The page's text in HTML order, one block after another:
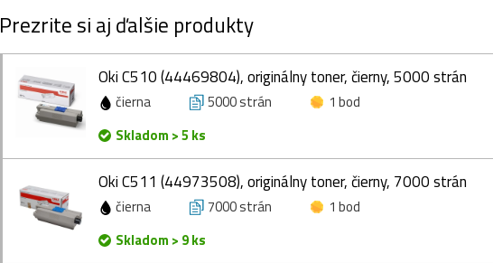
Prezrite si aj ďalšie produkty
Oki C510 (44469804), originálny toner, čierny, 5000 strán
čierna 5000 strán
1 bod
Skladom > 5 ks
Oki C511 (44973508), originálny toner, čierny, 7000 strán
čierna 7000 strán
1 bod
Skladom > 9 ks